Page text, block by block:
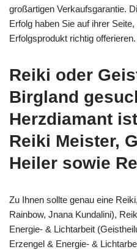
großartigen Verkaufsgarantie.
Erfolg haben Sie auf ihrer
Erfolgsprodukt richtig offerieren.
Reiki oder
Birgland
Herzdiamant
Reiki Meister,
Heiler sowie
Zu Ihnen sollte genau eine
Rainbow, Jnana Kundalini),
Energie- & Lichtarbeit
Erzengel & Energie- &